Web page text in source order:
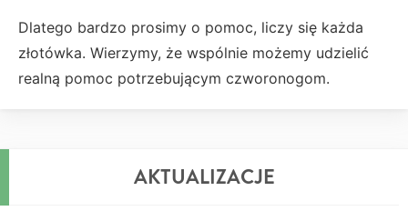
Dlatego bardzo prosimy o pomoc, liczy się każda
złotówka. Wierzymy, że wspólnie możemy udzielić
realną pomoc potrzebującym czworonogom.
AKTUALIZACJE